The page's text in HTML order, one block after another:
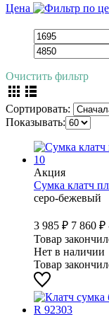
Цена
Очистить фильтр
Сортировать:
Показывать:
Акция
Сумка клатч
серо-бежевый
3 985 ₽ 7 860 ₽
Товар
Нет в наличии
Товар